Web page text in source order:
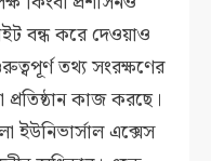
বন্ধ করে দেওয়াও
তথ্য সংরক্ষণের
কাজ করছে।
ইউনিভার্সাল এক্সেস